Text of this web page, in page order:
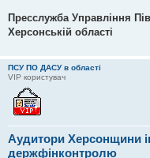
Пресслужба Управління
Херсонській області
ПСУ ПО ДАСУ в області
VIP користувач
Аудитори Херсонщини
держфінконтролю